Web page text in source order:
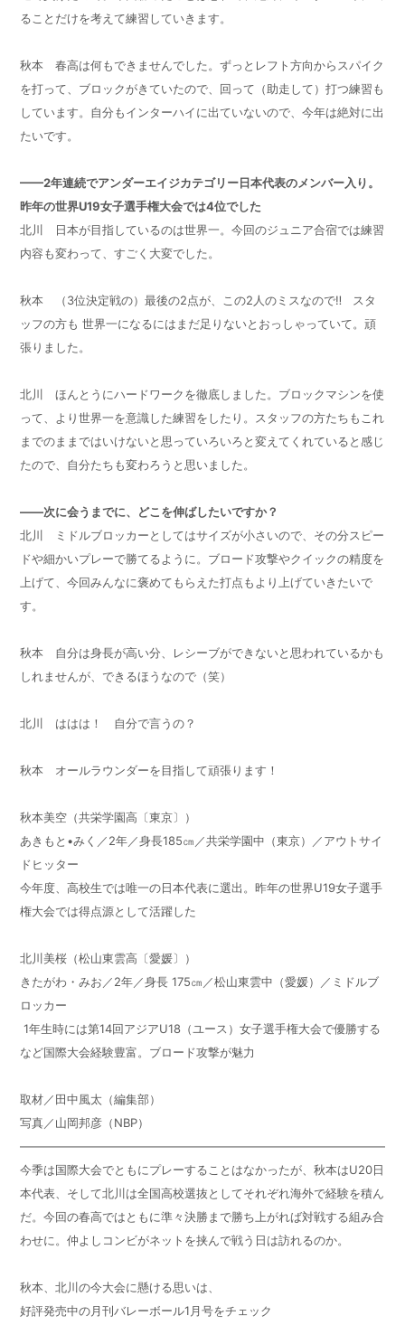
ることだけを考えて練習していきます。
秋本 春高は何もできませんでした。ずっとレフト方向からスパイク
を打って、ブロックがきていたので、回って（助走して）打つ練習も
しています。自分もインターハイに出ていないので、今年は絶対に出
たいです。
——2年連続でアンダーエイジカテゴリー日本代表のメンバー入り。
昨年の世界U19女子選手権大会では4位でした
北川 日本が目指しているのは世界一。今回のジュニア合宿では練習
内容も変わって、すごく大変でした。
秋本 （3位決定戦の）最後の2点が、この2人のミスなので‼ スタ
ッフの方も 世界一になるにはまだ足りないとおっしゃっていて。頑
張りました。
北川 ほんとうにハードワークを徹底しました。ブロックマシンを使
って、より世界一を意識した練習をしたり。スタッフの方たちもこれ
までのままではいけないと思っていろいろと変えてくれていると感じ
たので、自分たちも変わろうと思いました。
——次に会うまでに、どこを伸ばしたいですか？
北川 ミドルブロッカーとしてはサイズが小さいので、その分スピー
ドや細かいプレーで勝てるように。ブロード攻撃やクイックの精度を
上げて、今回みんなに褒めてもらえた打点もより上げていきたいで
す。
秋本 自分は身長が高い分、レシーブができないと思われているかも
しれませんが、できるほうなので（笑）
北川 ははは！ 自分で言うの？
秋本 オールラウンダーを目指して頑張ります！
秋本美空（共栄学園高〔東京〕）
あきもと •みく／2年／身長185㎝／共栄学園中（東京）／アウトサイ
ドヒッター
今年度、高校生では唯一の日本代表に選出。昨年の世界U19女子選手
権大会では得点源として活躍した
北川美桜（松山東雲高〔愛媛〕）
きたがわ・みお／2年／身長 175㎝／松山東雲中（愛媛）／ミドルブ
ロッカー
1年生時には第14回アジアU18（ユース）女子選手権大会で優勝する
など国際大会経験豊富。ブロード攻撃が魅力
取材／田中風太（編集部）
写真／山岡邦彦（NBP）
今季は国際大会でともにプレーすることはなかったが、秋本はU20日
本代表、そして北川は全国高校選抜としてそれぞれ海外で経験を積ん
だ。今回の春高ではともに準々決勝まで勝ち上がれば対戦する組み合
わせに。仲よしコンビがネットを挟んで戦う日は訪れるのか。
秋本、北川の今大会に懸ける思いは、
好評発売中の月刊バレーボール1月号をチェック